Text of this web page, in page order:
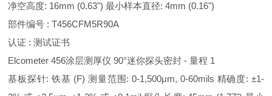
净空高度: 16mm (0.63") 最小样本直径: 4mm (0.16")
部件编号 : T456CFM5R90A
认证 : 测试证书
Elcometer 456涂层测厚仪 90°迷你探头密封 - 量程 1
基板探针: 铁基 (F) 测量范围: 0-1,500μm, 0-60mils 精确度: ±1-